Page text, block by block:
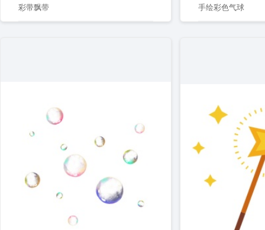
彩带飘带 手绘彩色气球